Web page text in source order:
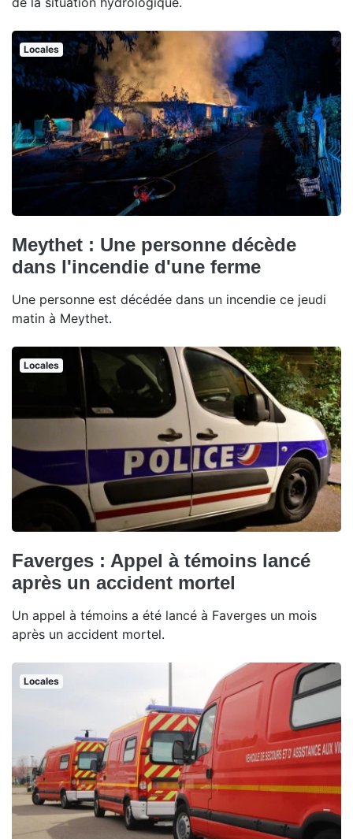
Locales
Meythet : Une personne décède
dans l'incendie d'une ferme
Une personne est décédée dans un incendie ce jeudi
matin à Meythet.
Locales
Faverges : Appel à témoins lancé
après un accident mortel
Un appel à témoins a été lancé à Faverges un mois
après un accident mortel.
Locales